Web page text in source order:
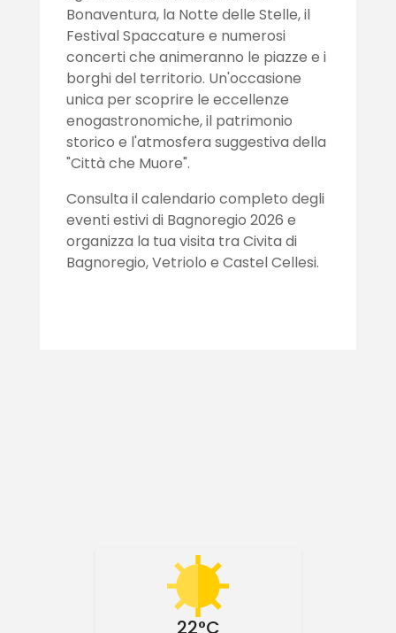
Bonaventura, la Notte delle Stelle, il
Festival Spaccature e numerosi
concerti che animeranno le piazze e i
borghi del territorio. Un'occasione
unica per scoprire le eccellenze
enogastronomiche, il patrimonio
storico e l'atmosfera suggestiva della
"Città che Muore".
Consulta il calendario completo degli
eventi estivi di Bagnoregio 2026 e
organizza la tua visita tra Civita di
Bagnoregio, Vetriolo e Castel Cellesi.
22°C